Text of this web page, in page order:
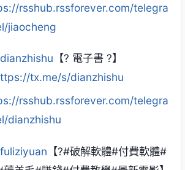
rsshub.rssforever.com/telegra
jiaocheng
【? 電子書 ?】
tx.me/s/dianzhishu
rsshub.rssforever.com/telegra
dianzhishu
【?#破解軟體#付費軟體#